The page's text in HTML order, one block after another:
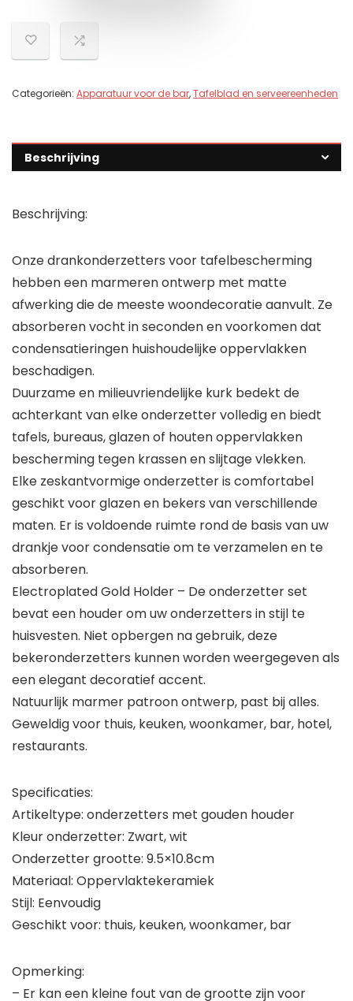
Categorieën: Apparatuur voor de bar,Tafelblad en serveereenheden
Beschrijving
Beschrijving:
Onze drankonderzetters voor tafelbescherming
hebben een marmeren ontwerp met matte
afwerking die de meeste woondecoratie aanvult. Ze
absorberen vocht in seconden en voorkomen dat
condensatieringen huishoudelijke oppervlakken
beschadigen.
Duurzame en milieuvriendelijke kurk bedekt de
achterkant van elke onderzetter volledig en biedt
tafels, bureaus, glazen of houten oppervlakken
bescherming tegen krassen en slijtage vlekken.
Elke zeskantvormige onderzetter is comfortabel
geschikt voor glazen en bekers van verschillende
maten. Er is voldoende ruimte rond de basis van uw
drankje voor condensatie om te verzamelen en te
absorberen.
Electroplated Gold Holder – De onderzetter set
bevat een houder om uw onderzetters in stijl te
huisvesten. Niet opbergen na gebruik, deze
bekeronderzetters kunnen worden weergegeven als
een elegant decoratief accent.
Natuurlijk marmer patroon ontwerp, past bij alles.
Geweldig voor thuis, keuken, woonkamer, bar, hotel,
restaurants.
Specificaties:
Artikeltype: onderzetters met gouden houder
Kleur onderzetter: Zwart, wit
Onderzetter grootte: 9.5×10.8cm
Materiaal: Oppervlaktekeramiek
Stijl: Eenvoudig
Geschikt voor: thuis, keuken, woonkamer, bar
Opmerking:
– Er kan een kleine fout van de grootte zijn voor